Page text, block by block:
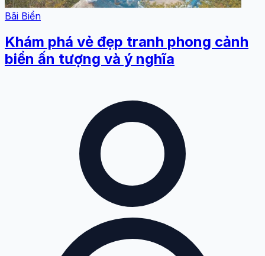
Bãi Biển
Khám phá vẻ đẹp tranh phong cảnh
biển ấn tượng và ý nghĩa